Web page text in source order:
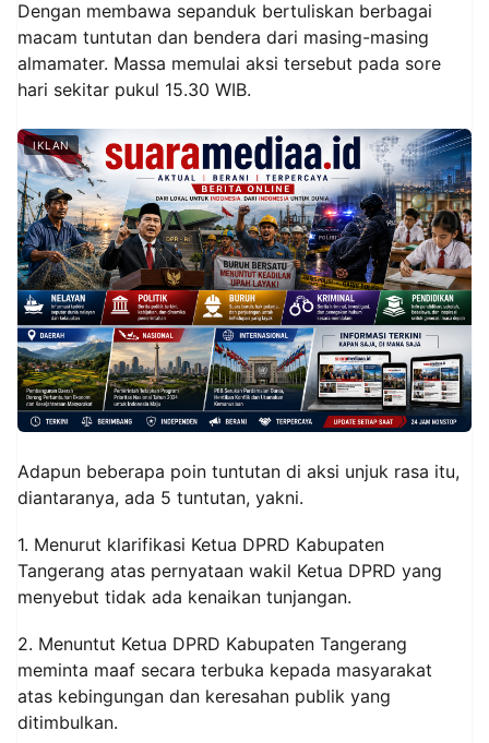
Dengan membawa sepanduk bertuliskan berbagai
macam tuntutan dan bendera dari masing-masing
almamater. Massa memulai aksi tersebut pada sore
hari sekitar pukul 15.30 WIB.
IKLAN
Adapun beberapa poin tuntutan di aksi unjuk rasa itu,
diantaranya, ada 5 tuntutan, yakni.
1. Menurut klarifikasi Ketua DPRD Kabupaten
Tangerang atas pernyataan wakil Ketua DPRD yang
menyebut tidak ada kenaikan tunjangan.
2. Menuntut Ketua DPRD Kabupaten Tangerang
meminta maaf secara terbuka kepada masyarakat
atas kebingungan dan keresahan publik yang
ditimbulkan.